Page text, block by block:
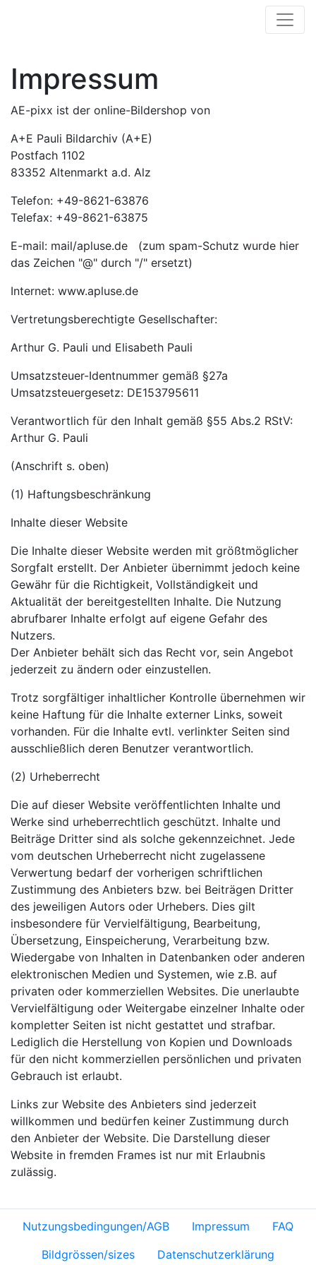
Impressum
AE-pixx ist der online-Bildershop von
A+E Pauli Bildarchiv (A+E)
Postfach 1102
83352 Altenmarkt a.d. Alz
Telefon: +49-8621-63876
Telefax: +49-8621-63875
E-mail: mail/apluse.de (zum spam-Schutz wurde hier
das Zeichen "@" durch "/" ersetzt)
Internet: www.apluse.de
Vertretungsberechtigte Gesellschafter:
Arthur G. Pauli und Elisabeth Pauli
Umsatzsteuer-Identnummer gemäß §27a
Umsatzsteuergesetz: DE153795611
Verantwortlich für den Inhalt gemäß §55 Abs.2 RStV:
Arthur G. Pauli
(Anschrift s. oben)
(1) Haftungsbeschränkung
Inhalte dieser Website
Die Inhalte dieser Website werden mit größtmöglicher
Sorgfalt erstellt. Der Anbieter übernimmt jedoch keine
Gewähr für die Richtigkeit, Vollständigkeit und
Aktualität der bereitgestellten Inhalte. Die Nutzung
abrufbarer Inhalte erfolgt auf eigene Gefahr des
Nutzers.
Der Anbieter behält sich das Recht vor, sein Angebot
jederzeit zu ändern oder einzustellen.
Trotz sorgfältiger inhaltlicher Kontrolle übernehmen wir
keine Haftung für die Inhalte externer Links, soweit
vorhanden. Für die Inhalte evtl. verlinkter Seiten sind
ausschließlich deren Benutzer verantwortlich.
(2) Urheberrecht
Die auf dieser Website veröffentlichten Inhalte und
Werke sind urheberrechtlich geschützt. Inhalte und
Beiträge Dritter sind als solche gekennzeichnet. Jede
vom deutschen Urheberrecht nicht zugelassene
Verwertung bedarf der vorherigen schriftlichen
Zustimmung des Anbieters bzw. bei Beiträgen Dritter
des jeweiligen Autors oder Urhebers. Dies gilt
insbesondere für Vervielfältigung, Bearbeitung,
Übersetzung, Einspeicherung, Verarbeitung bzw.
Wiedergabe von Inhalten in Datenbanken oder anderen
elektronischen Medien und Systemen, wie z.B. auf
privaten oder kommerziellen Websites. Die unerlaubte
Vervielfältigung oder Weitergabe einzelner Inhalte oder
kompletter Seiten ist nicht gestattet und strafbar.
Lediglich die Herstellung von Kopien und Downloads
für den nicht kommerziellen persönlichen und privaten
Gebrauch ist erlaubt.
Links zur Website des Anbieters sind jederzeit
willkommen und bedürfen keiner Zustimmung durch
den Anbieter der Website. Die Darstellung dieser
Website in fremden Frames ist nur mit Erlaubnis
zulässig.
Nutzungsbedingungen/AGB Impressum
FAQ
Bildgrössen/sizes
Datenschutzerklärung